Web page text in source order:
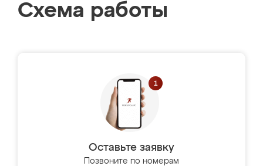
Схема работы
Оставьте заявку
Позвоните по номерам